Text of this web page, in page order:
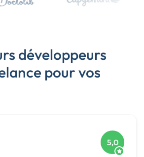
développeurs
pour vos
5,0